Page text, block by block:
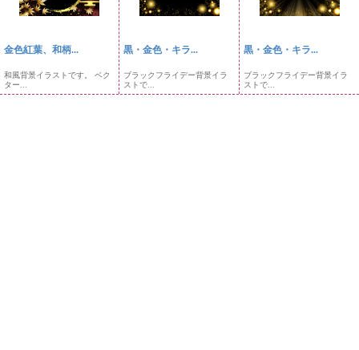
金色紅葉、和柄...
和風背景イラストです。 ベク
ター...
黒・金色・キラ...
ブラックフライデー背景イラ
ストで...
黒・金色・キラ...
ブラックフライデー背景イラ
ストで...